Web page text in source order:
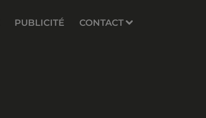
PUBLICITÉ CONTACT